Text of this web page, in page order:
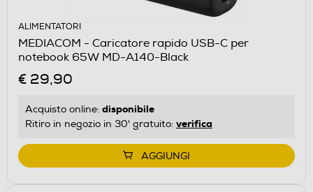
ALIMENTATORI
MEDIACOM - Caricatore rapido USB-C per
notebook 65W MD-A140-Black
€ 29,90
Acquisto online: disponibile
Ritiro in negozio in 30' gratuito: verifica
AGGIUNGI